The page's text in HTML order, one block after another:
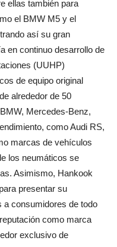
ellas también para
el BMW M5 y el
así su gran
en continuo desarrollo de
(UUHP)
de equipo original
alrededor de 50
Mercedes-Benz,
como Audi RS,
marcas de vehículos
los neumáticos se
Asimismo, Hankook
presentar su
a consumidores de todo
como marca
exclusivo de